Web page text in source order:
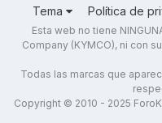
Tema Política de
Esta web no tiene
Company (KYMCO), ni con
Todas las marcas que
Copyright © 2010 - 2025